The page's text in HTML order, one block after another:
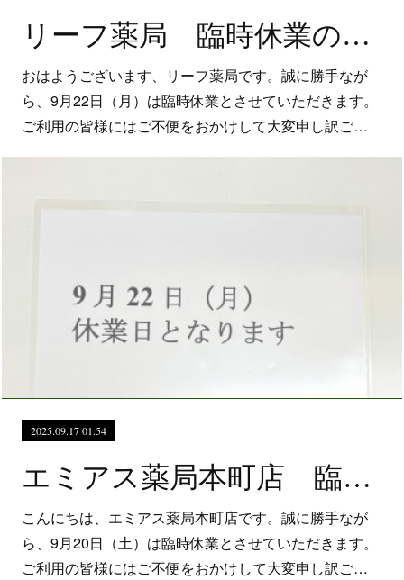
リーフ薬局 臨時休業のお知らせ
おはようございます、リーフ薬局です。誠に勝手なが
ら、9月22日（月）は臨時休業とさせていただきます。
ご利用の皆様にはご不便をおかけして大変申し訳ご…
2025.09.17 01:54
エミアス薬局本町店 臨時休業のお知らせ
こんにちは、エミアス薬局本町店です。誠に勝手なが
ら、9月20日（土）は臨時休業とさせていただきます。
ご利用の皆様にはご不便をおかけして大変申し訳ご…